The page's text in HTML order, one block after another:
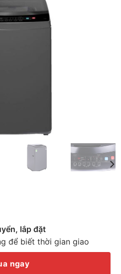
lắp đặt
để biết thời gian giao
ngay